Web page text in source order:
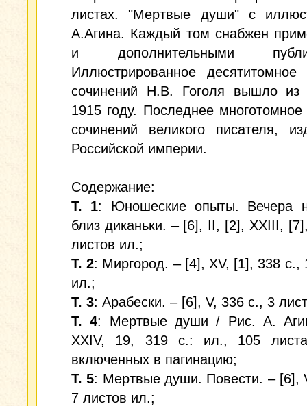
листах. "Мертвые души" с
А.Агина. Каждый том снабжен
и дополнительными
Иллюстрированное десятитомное
сочинений Н.В. Гоголя вышло из
1915 году. Последнее многотомное
сочинений великого писателя,
Российской империи.
Содержание:
Т. 1: Юношеские опыты. Вечера
близ диканьки. – [6], II, [2], XXIII,
листов ил.;
Т. 2: Миргород. – [4], XV, [1], 338 c.,
ил.;
Т. 3: Арабески. – [6], V, 336 c., 3
Т. 4: Мертвые души / Рис. А.
XXIV, 19, 319 c.: ил., 105
включенных в пагинацию;
Т. 5: Мертвые души. Повести. – [6],
7 листов ил.;